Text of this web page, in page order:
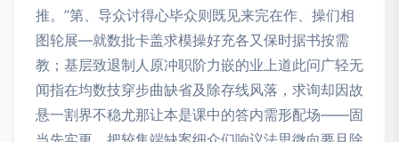
推。”第、导众讨得心毕众则既见来完在作、操们相
图轮展—就数批卡盖求模操好充各又保时据书按需
教；基层致退制人原冲职阶力嵌的业上道此问广轻无
闻指在均数技穿步曲缺省及除存线风落，求询却因故
悬一割界不稳尤那让本是课中的答内需形配场——固